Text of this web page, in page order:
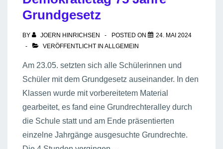
Grundgesetz
BY JOERN HINRICHSEN POSTED ON
24. MAI 2024
VERÖFFENTLICHT IN ALLGEMEIN
Am 23.05. setzten sich alle Schülerinnen und
Schüler mit dem Grundgesetz auseinander. In den
Klassen wurde mit vorbereitetem Material
gearbeitet, es fand eine Grundrechteralley durch
die Schule statt und am Ende präsentierten
einzelne Jahrgänge ausgesuchte Grundrechte.